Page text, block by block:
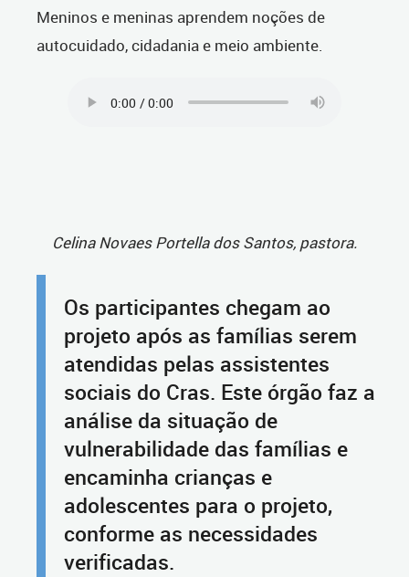
Meninos e meninas aprendem noções de
autocuidado, cidadania e meio ambiente.
Celina Novaes Portella dos Santos, pastora.
Os participantes chegam ao
projeto após as famílias serem
atendidas pelas assistentes
sociais do Cras. Este órgão faz a
análise da situação de
vulnerabilidade das famílias e
encaminha crianças e
adolescentes para o projeto,
conforme as necessidades
verificadas.